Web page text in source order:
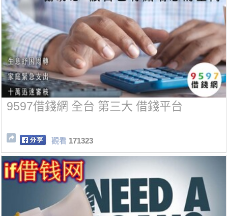
9597借錢網 全台 第三大 借錢平台
觀看 171323